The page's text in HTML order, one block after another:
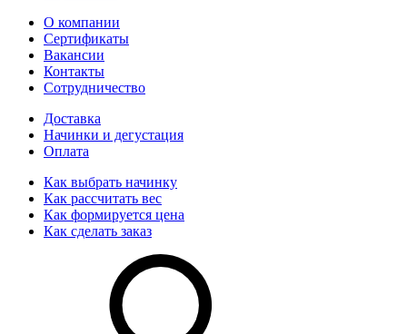
О компании
Сертификаты
Вакансии
Контакты
Сотрудничество
Доставка
Начинки и дегустация
Оплата
Как выбрать начинку
Как рассчитать вес
Как формируется цена
Как сделать заказ